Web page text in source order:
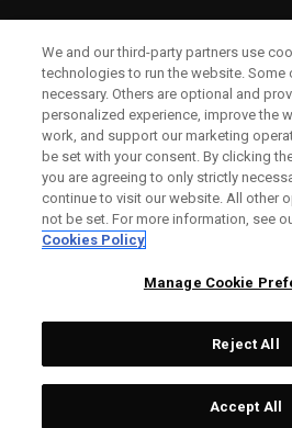
RECHTLICHES-
Topgolf
All rights
We and our third-party partners use
technologies to run the website. Some
necessary. Others are optional and
personalized experience, improve the
work, and support our marketing
be set with your consent. By clicking
you are agreeing to only strictly
continue to visit our website. All other
not be set. For more information, see
Cookies Policy
Manage Cookie
Reject All
Accept All